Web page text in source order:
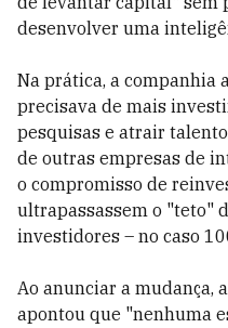
desenvolver uma
Na prática, a companhia
precisava de mais
pesquisas e atrair
de outras empresas de
o compromisso de
ultrapassassem o "teto"
investidores – no caso
Ao anunciar a mudança,
apontou que "nenhuma